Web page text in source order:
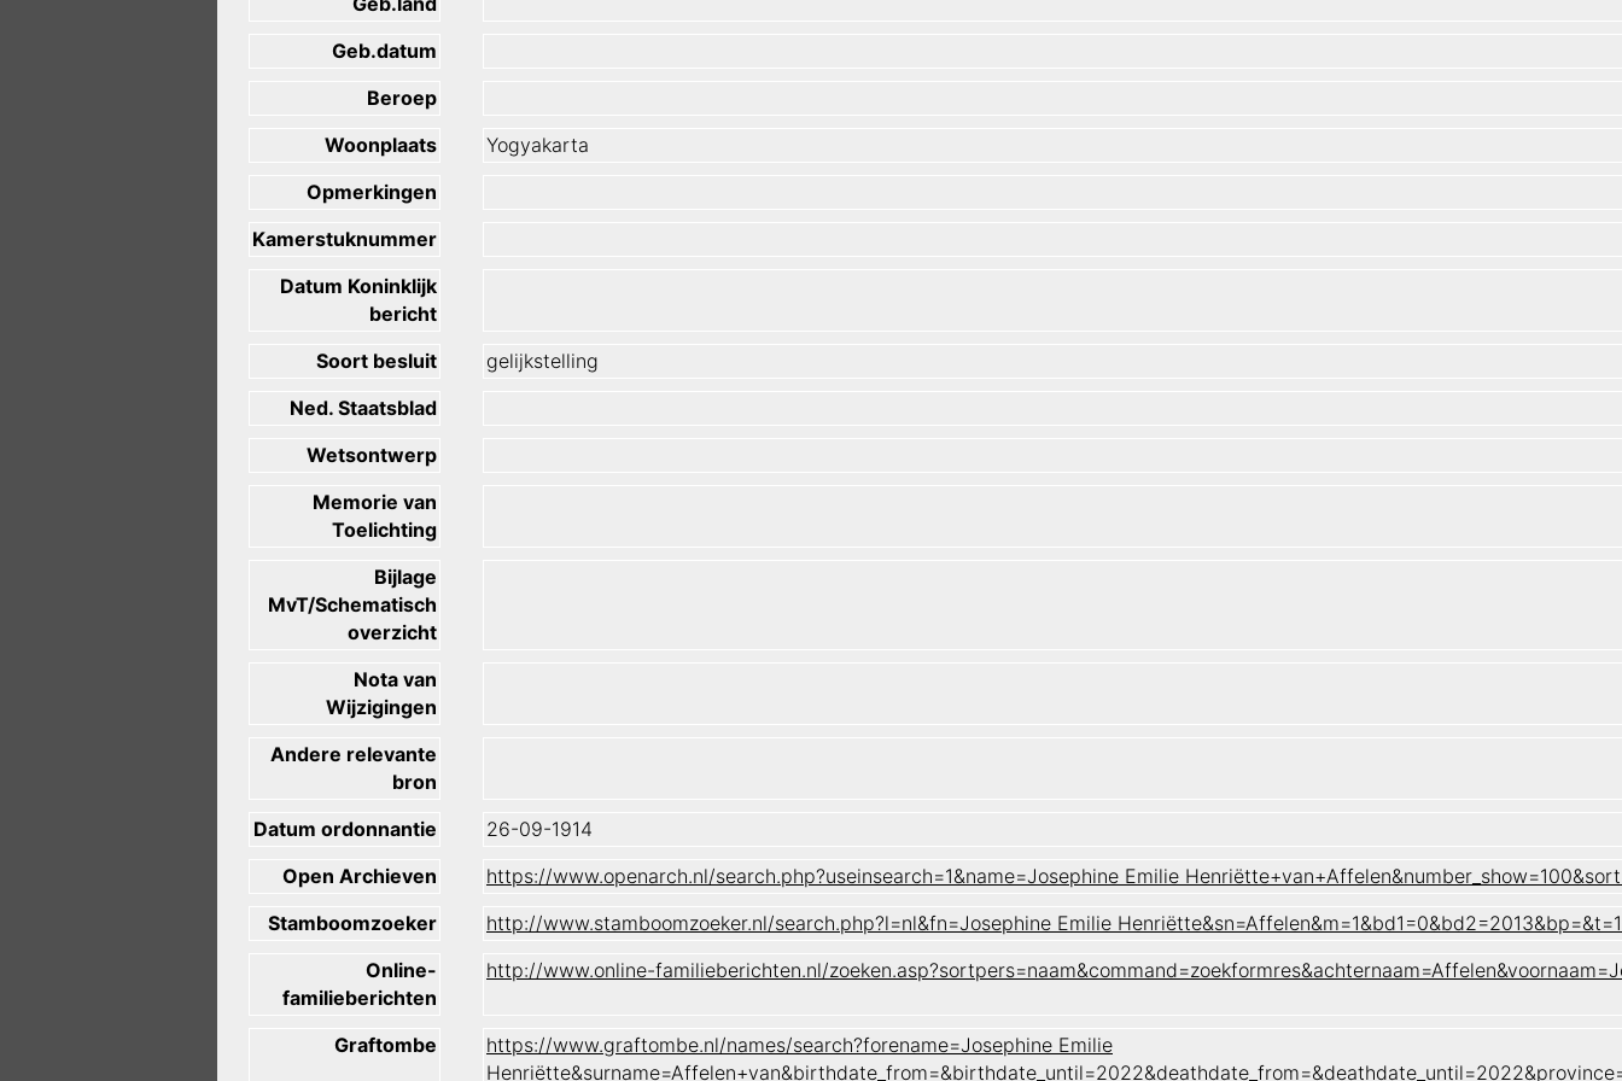
Geb.datum
Beroep
Woonplaats
Yogyakarta
Opmerkingen
Kamerstuknummer
Datum Koninklijk
bericht
Soort besluit
gelijkstelling
Ned. Staatsblad
Wetsontwerp
Memorie van
Toelichting
Bijlage
MvT/Schematisch
overzicht
Nota van
Wijzigingen
Andere relevante
bron
Datum ordonnantie
26-09-1914
Open Archieven
https://www.openarch.nl/search.php?useinsearch=1&name=Josephine Emilie
Stamboomzoeker
http://www.stamboomzoeker.nl/search.php?l=nl&fn=Josephine Emilie
Online-
familieberichten
http://www.online-familieberichten.nl/
Graftombe
https://www.graftombe.nl/names/search?forename=Josephine Emilie